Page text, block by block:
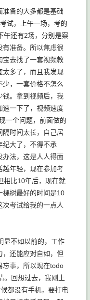
准备的大多都是基础
试，上午一场，考的
午还有2场，分别是案
有准备。所以焦虑很
宝去找了一套视频教
太多了，而且我发现
少，一套价格不怎么
钱。拿到视频后，我
速一下了，视频速度
一个问题，前面做的
隔时间太长，自己居
纪大了，不得不承
办法，这是人人得面
越年轻，现在参加考
相比10年后，现在就
棵树最好的时间是10
次考试给我的一点人
显不如以前的，工作
，还能应对自如，但
忘事，所以现在todo
。回想过去，我刚上
都没有手机，要打电